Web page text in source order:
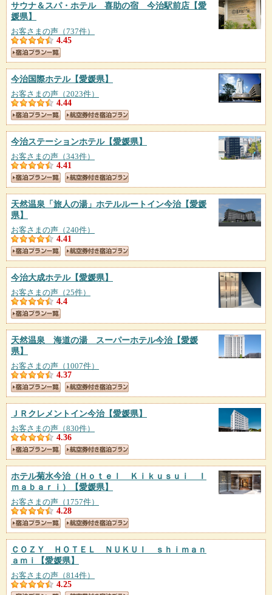
サウナ＆スパ・ホテル 喜助の宿 今治駅前店 【愛
媛県】
お客さまの声（737件）
4.45
今治国際ホテル【愛媛県】
お客さまの声（2023件）
4.44
今治ステーションホテル【愛媛県】
お客さまの声（343件）
4.41
天然温泉「旅人の湯」ホテルルートイン今治【愛媛
県】
お客さまの声（240件）
4.41
今治大成ホテル【愛媛県】
お客さまの声（25件）
4.4
天然温泉 海道の湯 スーパーホテル今治【愛媛
県】
お客さまの声（1007件）
4.37
ＪＲクレメントイン今治【愛媛県】
お客さまの声（830件）
4.36
ホテル菊水今治（Ｈｏｔｅｌ Ｋｉｋｕｓｕｉ Ｉ
ｍａｂａｒｉ）
【愛媛県】
お客さまの声（1757件）
4.28
ＣＯＺＹ ＨＯＴＥＬ ＮＵＫＵＩ ｓｈｉｍａｎ
ａｍｉ
【愛媛県】
お客さまの声（814件）
4.25